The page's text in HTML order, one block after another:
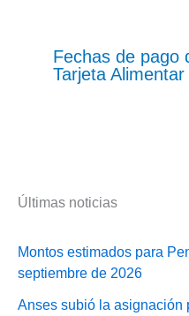
Fechas de pago
Tarjeta
Últimas noticias
Montos estimados para
septiembre de 2026
Anses subió la asignación